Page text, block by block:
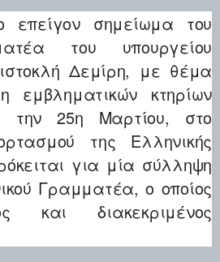
επείγον σημείωμα του
του υπουργείου
Δεμίρη, με θέμα
εμβληματικών κτηρίων
25η Μαρτίου, στο
της Ελληνικής
για μία σύλληψη
Γραμματέα, ο οποίος
και διακεκριμένος